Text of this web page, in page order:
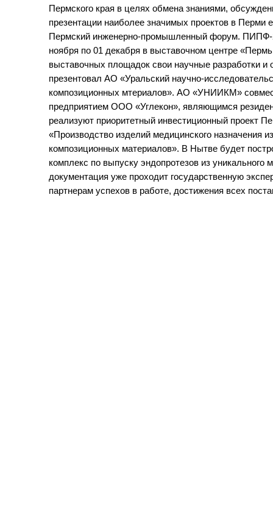
Пермского края в целях обмена знаниями,
презентации наиболее значимых проектов в Перми
Пермский инженерно-промышленный форум. ПИПФ-
ноября по 01 декабря в выставочном центре
выставочных площадок свои научные разработки и
презентовал АО «Уральский научно-
композиционных мтериалов». АО «УНИИКМ»
предприятием ООО «Углекон», являющимся
реализуют приоритетный инвестиционный проект
«Производство изделий медицинского назначения
композиционных материалов». В Нытве будет
комплекс по выпуску эндопротезов из уникального
документация уже проходит государственную
партнерам успехов в работе, достижения всех